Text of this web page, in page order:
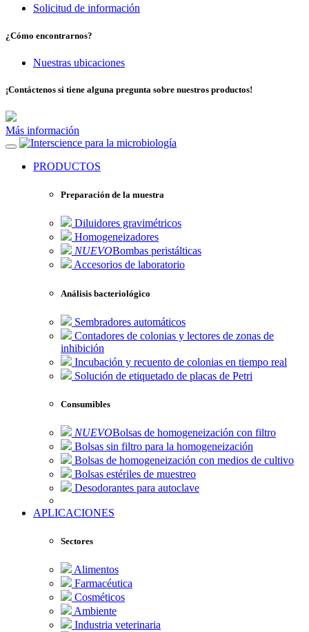
Solicitud de información
¿Cómo encontrarnos?
Nuestras ubicaciones
¡Contáctenos si tiene alguna pregunta sobre nuestros productos!
Más información
para la microbiología
PRODUCTOS
Preparación de la muestra
Diluidores gravimétricos
Homogeneizadores
NUEVOBombas peristálticas
Accesorios de laboratorio
Análisis bacteriológico
Sembradores automáticos
Contadores de colonias y lectores de zonas de
inhibición
Incubación y recuento de colonias en tiempo real
Solución de etiquetado de placas de Petri
Consumibles
NUEVOBolsas de homogeneización con filtro
Bolsas sin filtro para la homogeneización
Bolsas de homogeneización con medios de cultivo
Bolsas estériles de muestreo
Desodorantes para autoclave
APLICACIONES
Sectores
Alimentos
Farmacéutica
Cosméticos
Ambiente
Industria veterinaria